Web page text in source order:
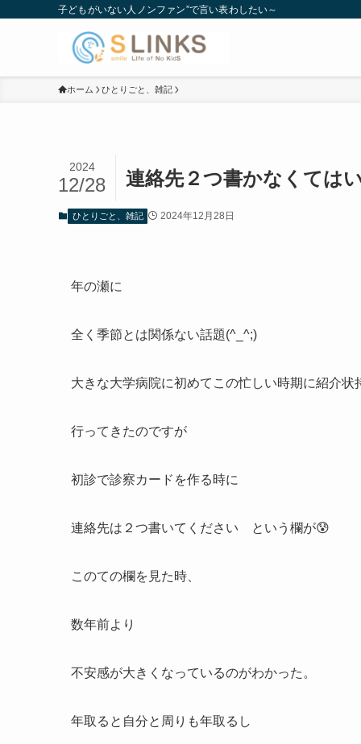
子どもがいない人ノンファン”で言い表わしたい～
ホーム ひとりごと、雑記
連絡先２つ書かなくては
2024
12/28
ひとりごと、雑記 2024年12月28日
年の瀬に
全く季節とは関係ない話題(^_^;)
大きな大学病院に初めてこの忙しい時期に紹介状
行ってきたのですが
初診で診察カードを作る時に
連絡先は２つ書いてください という欄が😰
このての欄を見た時、
数年前より
不安感が大きくなっているのがわかった。
年取ると自分と周りも年取るし